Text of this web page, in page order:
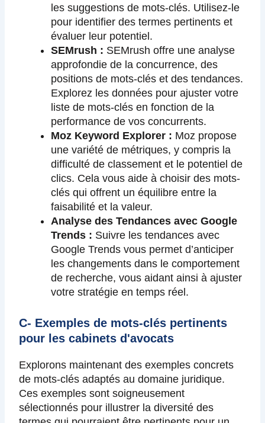
les suggestions de mots-clés. Utilisez-le
pour identifier des termes pertinents et
évaluer leur potentiel.
SEMrush : SEMrush offre une analyse
approfondie de la concurrence, des
positions de mots-clés et des tendances.
Explorez les données pour ajuster votre
liste de mots-clés en fonction de la
performance de vos concurrents.
Moz Keyword Explorer : Moz propose
une variété de métriques, y compris la
difficulté de classement et le potentiel de
clics. Cela vous aide à choisir des mots-
clés qui offrent un équilibre entre la
faisabilité et la valeur.
Analyse des Tendances avec Google
Trends : Suivre les tendances avec
Google Trends vous permet d’anticiper
les changements dans le comportement
de recherche, vous aidant ainsi à ajuster
votre stratégie en temps réel.
C- Exemples de mots-clés pertinents
pour les cabinets d'avocats
Explorons maintenant des exemples concrets
de mots-clés adaptés au domaine juridique.
Ces exemples sont soigneusement
sélectionnés pour illustrer la diversité des